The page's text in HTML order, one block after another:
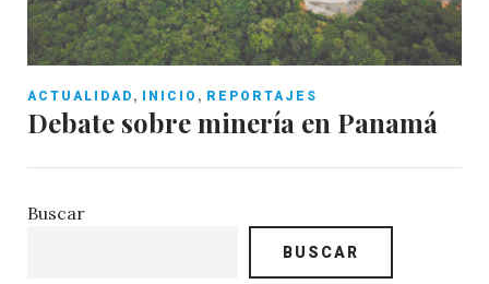
ACTUALIDAD , INICIO , REPORTAJES
Debate sobre minería en Panamá
Buscar
BUSCAR